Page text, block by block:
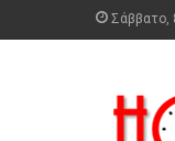
Σάββατο,